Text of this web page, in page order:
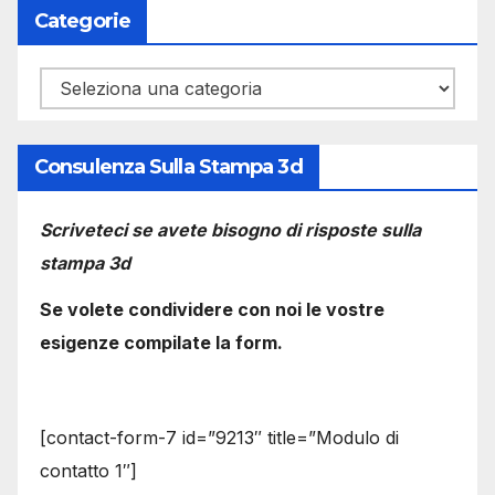
Categorie
Categorie
Consulenza Sulla Stampa 3d
Scriveteci se avete bisogno di risposte sulla
stampa 3d
Se volete condividere con noi le vostre
esigenze compilate la form.
[contact-form-7 id=”9213″ title=”Modulo di
contatto 1″]